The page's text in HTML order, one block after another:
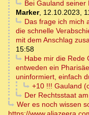
Bei Gauland seiner
Marker, 12.10.2023,
Das frage ich mich
die schnelle
mit dem Anschlag
15:58
Habe mir die Rede
entweden ein
uninformiert, einfach
+10 !!! Gauland
Der Rechtsstaat
Wer es noch wissen